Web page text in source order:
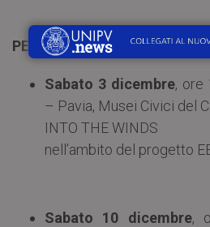
PERCORSI D’ARTE E MUSICA
Sabato 3 dicembre, ore
– Pavia, Musei Civici del
INTO THE WINDS
nell’ambito del progetto
Sabato 10 dicembre,